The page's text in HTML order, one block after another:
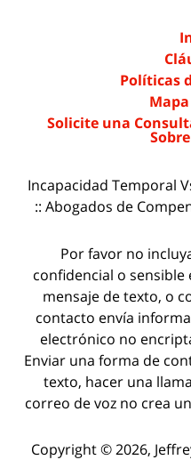
Políticas
Solicite una
Incapacidad Temporal
:: Abogados de
Por favor no
confidencial o
mensaje de texto, o
contacto envía
electrónico no
Enviar una forma de
texto, hacer una
correo de voz no crea
Copyright © 2026,